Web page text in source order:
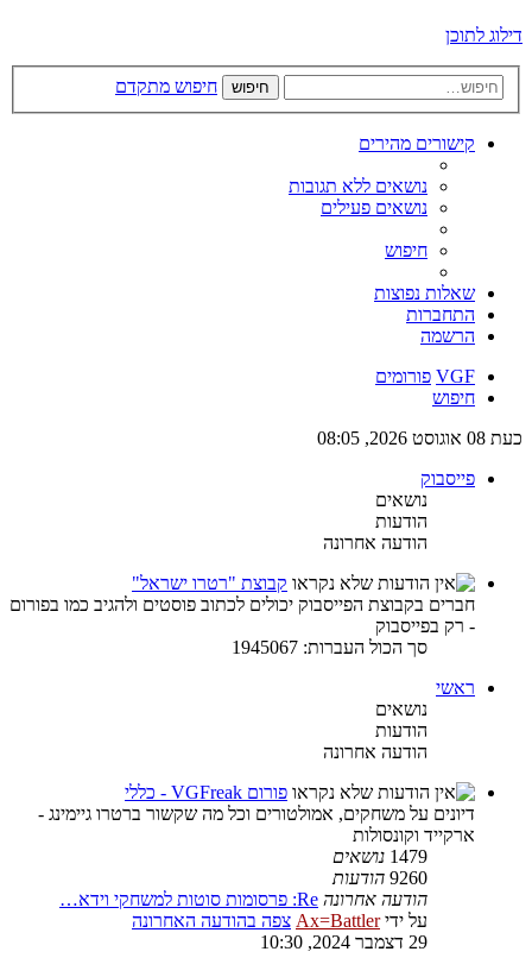
דילוג לתוכן
חיפוש חיפוש מתקדם
קישורים מהירים
נושאים ללא תגובות
נושאים פעילים
חיפוש
שאלות נפוצות
התחברות
הרשמה
VGF פורומים
חיפוש
כעת 08 אוגוסט 2026, 08:05
פייסבוק
נושאים
הודעות
הודעה אחרונה
קבוצת "רטרו ישראל"
חברים בקבוצת הפייסבוק יכולים לכתוב פוסטים ולהגיב כמו בפורום
- רק בפייסבוק
סך הכול העברות: 1945067
ראשי
נושאים
הודעות
הודעה אחרונה
פורום VGFreak - כללי
דיונים על משחקים, אמולטורים וכל מה שקשור ברטרו גיימינג -
ארקייד וקונסולות
1479 נושאים
9260 הודעות
הודעה אחרונה Re: פרסומות סוטות למשחקי וידא…
על ידיAx=Battler צפה בהודעה האחרונה
29 דצמבר 2024, 10:30